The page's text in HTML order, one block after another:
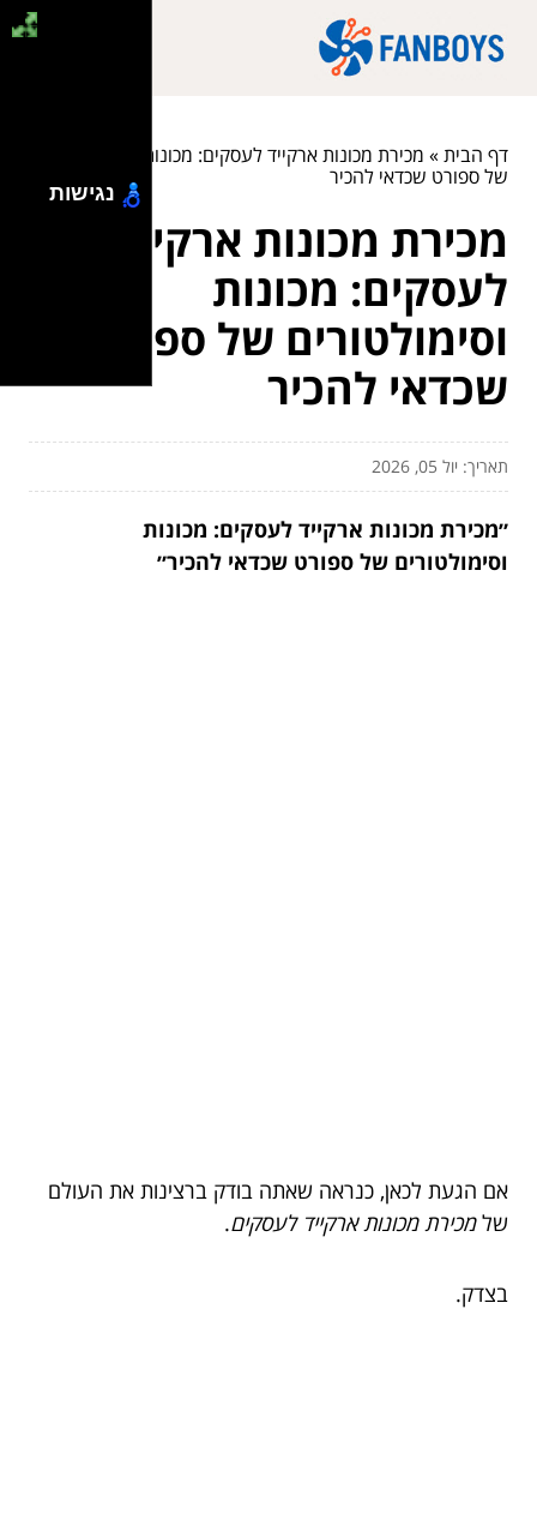
דף הבית» מכירת מכונות ארקייד לעסקים: מכונות וסימולטורים
של ספורט שכדאי להכיר
מכירת מכונות ארקייד
לעסקים: מכונות
וסימולטורים של ספורט
שכדאי להכיר
תאריך: יול 05, 2026
״מכירת מכונות ארקייד לעסקים: מכונות
וסימולטורים של ספורט שכדאי להכיר״
אם הגעת לכאן, כנראה שאתה בודק ברצינות את העולם
שלמכירת מכונות ארקייד לעסקים.
בצדק.
נגישות